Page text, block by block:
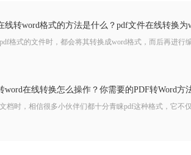
线转word格式的方法是什么？pdf文件在线转换为
格式的文件时，都会将其转换成word格式，而后再进
word在线转换怎么操作？你需要的PDF转Word方
档时，相信很多小伙伴们都十分青睐pdf这种格式，它